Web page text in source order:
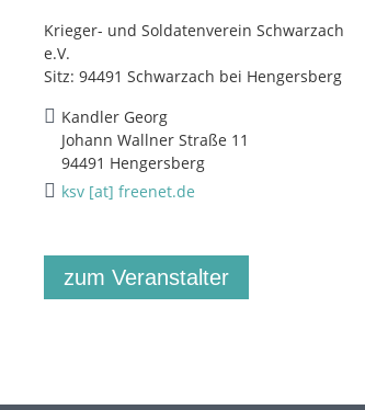
Krieger- und Soldatenverein Schwarzach
e.V.
Sitz: 94491 Schwarzach bei Hengersberg
Kandler Georg
Johann Wallner Straße 11
94491 Hengersberg
ksv [at] freenet.de
zum Veranstalter